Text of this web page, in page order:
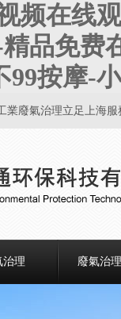
频在线
品免费
99按摩-
廢氣治理立足上海服
治理 廢氣治